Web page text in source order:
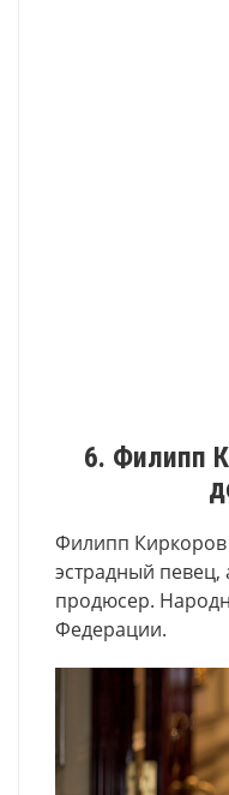
6. Филипп
Филипп Киркоров
эстрадный певец,
продюсер.
Федерации.